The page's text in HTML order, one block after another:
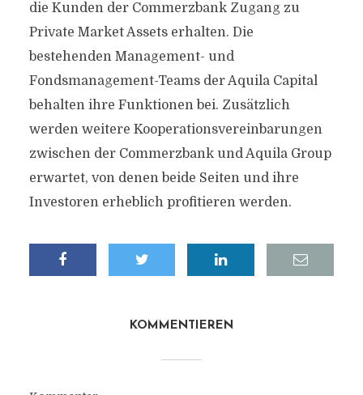
die Kunden der Commerzbank Zugang zu
Private Market Assets erhalten. Die
bestehenden Management- und
Fondsmanagement-Teams der Aquila Capital
behalten ihre Funktionen bei. Zusätzlich
werden weitere Kooperationsvereinbarungen
zwischen der Commerzbank und Aquila Group
erwartet, von denen beide Seiten und ihre
Investoren erheblich profitieren werden.
KOMMENTIEREN